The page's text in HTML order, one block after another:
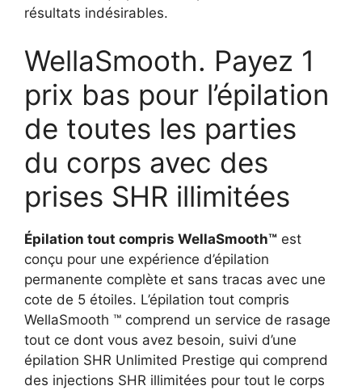
résultats indésirables.
WellaSmooth. Payez 1
prix bas pour l’épilation
de toutes les parties
du corps avec des
prises SHR illimitées
Épilation tout compris WellaSmooth™ est
conçu pour une expérience d’épilation
permanente complète et sans tracas avec une
cote de 5 étoiles. L’épilation tout compris
WellaSmooth ™ comprend un service de rasage
tout ce dont vous avez besoin, suivi d’une
épilation SHR Unlimited Prestige qui comprend
des injections SHR illimitées pour tout le corps